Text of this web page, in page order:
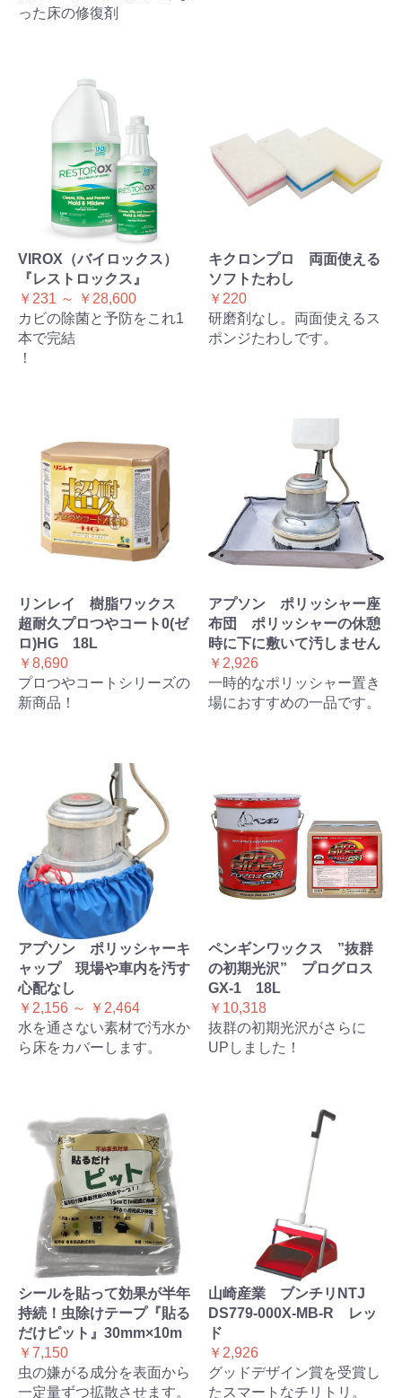
った床の修復剤
VIROX（バイロックス）
『レストロックス』
￥231 ～ ￥28,600
カビの除菌と予防をこれ1
本で完結
！
キクロンプロ 両面使える
ソフトたわし
￥220
研磨剤なし。両面使えるス
ポンジたわしです。
リンレイ 樹脂ワックス
超耐久プロつやコート0(ゼ
ロ)HG 18L
￥8,690
プロつやコートシリーズの
新商品！
アプソン ポリッシャー座
布団 ポリッシャーの休憩
時に下に敷いて汚しません
￥2,926
一時的なポリッシャー置き
場におすすめの一品です。
アプソン ポリッシャーキ
ャップ 現場や車内を汚す
心配なし
￥2,156 ～ ￥2,464
水を通さない素材で汚水か
ら床をカバーします。
ペンギンワックス ”抜群
の初期光沢” プログロス
GX-1 18L
￥10,318
抜群の初期光沢がさらに
UPしました！
シールを貼って効果が半年
持続！虫除けテープ『貼る
だけピット』30mm×10m
￥7,150
虫の嫌がる成分を表面から
一定量ずつ拡散させます。
山崎産業 ブンチリNTJ
DS779-000X-MB-R レッ
ド
￥2,926
グッドデザイン賞を受賞し
たスマートなチリトリ。